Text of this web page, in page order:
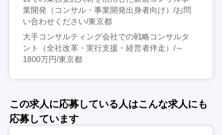
業開発（コンサル・事業開発出身者向け）/お問
い合わせください/東京都
大手コンサルティング会社での戦略コンサルタ
ント（全社改革・実行支援・経営者伴走）/～
1800万円/東京都
この求人に応募している人はこんな求人にも
応募しています